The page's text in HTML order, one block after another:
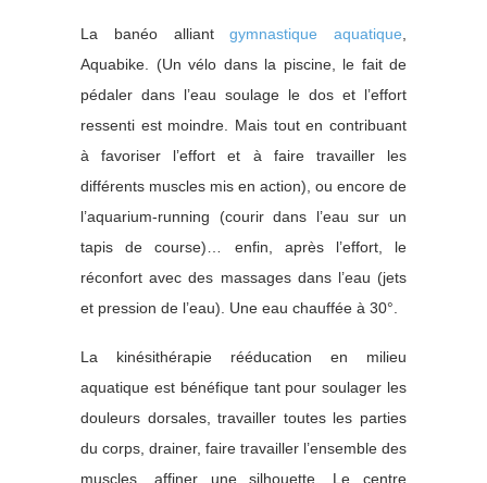
La banéo alliantgymnastique aquatique
Aquabike. (Un vélo dans la piscine, le fait de
pédaler dans l’eau soulage le dos et l’effort
ressenti est moindre. Mais tout en contribuant
à favoriser l’effort et à faire travailler les
différents muscles mis en action), ou encore de
l’aquarium-running (courir dans l’eau sur un
tapis de course)… enfin, après l’effort, le
réconfort avec des massages dans l’eau (jets
et pression de l’eau). Une eau chauffée à 30°.
La kinésithérapie rééducation en milieu
aquatique est bénéfique tant pour soulager les
douleurs dorsales, travailler toutes les parties
du corps, drainer, faire travailler l’ensemble des
muscles, affiner une silhouette. Le centre